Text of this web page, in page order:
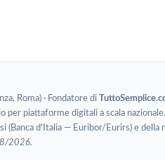
Roma) · Fondatore di
per piattaforme digitali a scala
(Banca d'Italia — Euribor/Eurirs) e
2026.